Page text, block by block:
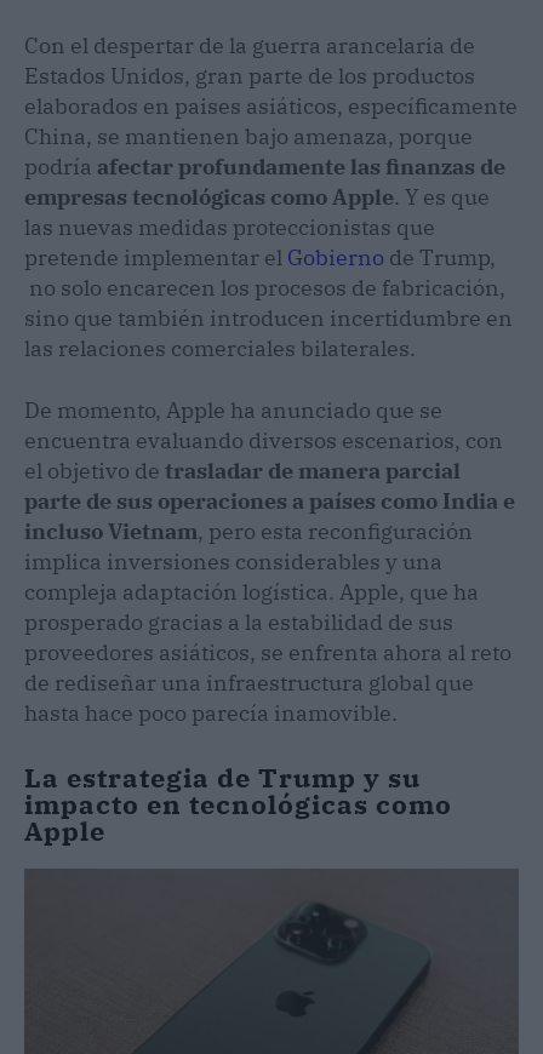
Con el despertar de la guerra arancelaria de
Estados Unidos, gran parte de los productos
elaborados en paises asiáticos, específicamente
China, se mantienen bajo amenaza, porque
podría afectar profundamente las finanzas de
empresas tecnológicas como Apple. Y es que
las nuevas medidas proteccionistas que
pretende implementar el Gobierno de Trump,
no solo encarecen los procesos de fabricación,
sino que también introducen incertidumbre en
las relaciones comerciales bilaterales.
De momento, Apple ha anunciado que se
encuentra evaluando diversos escenarios, con
el objetivo de trasladar de manera parcial
parte de sus operaciones a países como India e
incluso Vietnam, pero esta reconfiguración
implica inversiones considerables y una
compleja adaptación logística. Apple, que ha
prosperado gracias a la estabilidad de sus
proveedores asiáticos, se enfrenta ahora al reto
de rediseñar una infraestructura global que
hasta hace poco parecía inamovible.
La estrategia de Trump y su
impacto en tecnológicas como
Apple